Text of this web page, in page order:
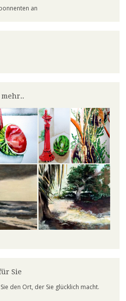
an
Sie
den Ort, der Sie glücklich macht.